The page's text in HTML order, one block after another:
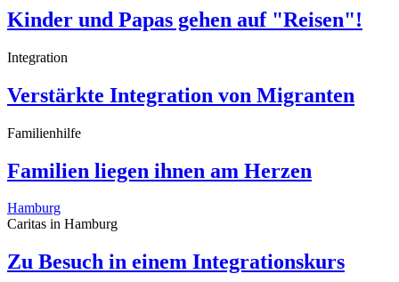
Kinder und Papas gehen auf "Reisen"!
Integration
Verstärkte Integration von Migranten
Familienhilfe
Familien liegen ihnen am Herzen
Hamburg
Caritas in Hamburg
Zu Besuch in einem Integrationskurs